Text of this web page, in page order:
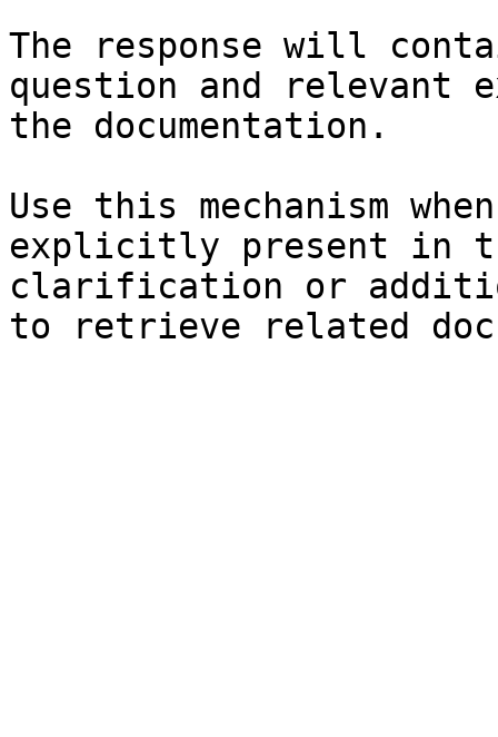
The response will
question and relevant
the documentation.
Use this mechanism
explicitly present in
clarification or